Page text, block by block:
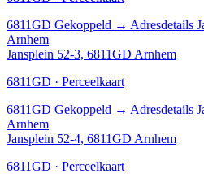
6811GD Gekoppeld → Adresdetails
Arnhem
Jansplein 52-3, 6811GD Arnhem
6811GD · Perceelkaart
6811GD Gekoppeld → Adresdetails
Arnhem
Jansplein 52-4, 6811GD Arnhem
6811GD · Perceelkaart